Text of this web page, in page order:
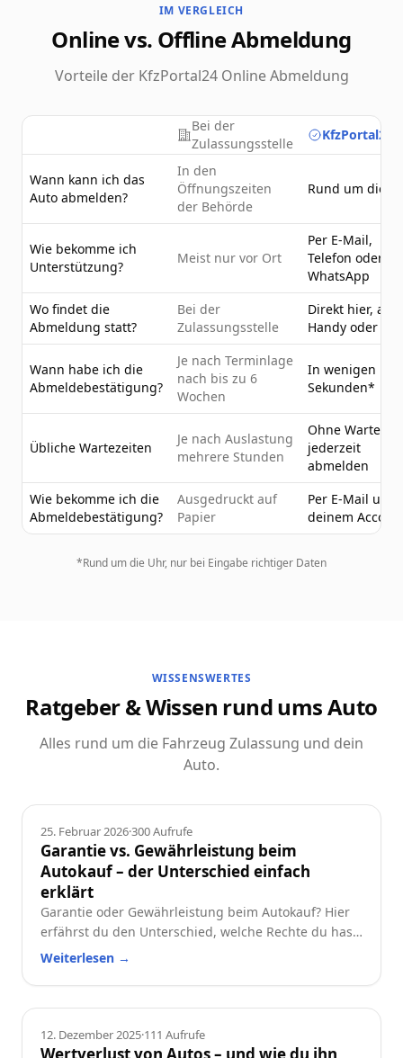
IM VERGLEICH
Online vs. Offline Abmeldung
Vorteile der KfzPortal24 Online Abmeldung
Bei der
Zulassungsstelle
Wann kann ich das
Auto abmelden?
In den
Öffnungszeiten
der Behörde
Rund um die
Wie bekomme ich
Unterstützung?
Meist nur vor Ort
Per E-Mail,
Telefon oder
WhatsApp
Wo findet die
Abmeldung statt?
Bei der
Zulassungsstelle
Direkt hier, am
Handy oder PC
Wann habe ich die
Abmeldebestätigung?
Je nach Terminlage
nach bis zu 6
Wochen
In wenigen
Sekunden*
Übliche Wartezeiten
Je nach Auslastung
mehrere Stunden
Ohne Wartezeit
jederzeit
abmelden
Wie bekomme ich die
Abmeldebestätigung?
Ausgedruckt auf
Papier
Per E-Mail und
deinem
*Rund um die Uhr, nur bei Eingabe richtiger Daten
WISSENSWERTES
Ratgeber & Wissen rund ums Auto
Alles rund um die Fahrzeug Zulassung und dein
Auto.
Ratgeber
25. Februar 2026·300Aufrufe
Garantie vs. Gewährleistung beim
Autokauf – der Unterschied einfach
erklärt
Garantie oder Gewährleistung beim Autokauf? Hier
erfährst du den Unterschied, welche Rechte du hast
und worauf du beim Neu- oder Gebrauchtwagen
Weiterlesen →
Ratgeber
12. Dezember 2025·111 Aufrufe